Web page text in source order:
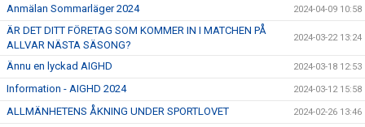
Anmälan Sommarläger 2024 2024-04-09 10:58
ÄR DET DITT FÖRETAG SOM KOMMER IN I MATCHEN PÅ
ALLVAR NÄSTA SÄSONG?
2024-03-22 13:24
Ännu en lyckad AIGHD 2024-03-18 12:53
Information - AIGHD 2024 2024-03-12 15:58
ALLMÄNHETENS ÅKNING UNDER SPORTLOVET 2024-02-26 13:46